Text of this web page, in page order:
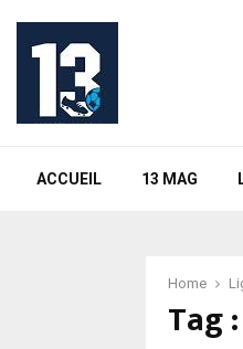
ACCUEIL 13 MAG
Home
Tag